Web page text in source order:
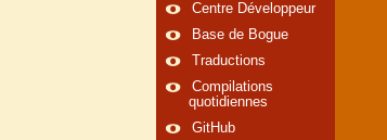
Centre Développeur
Base de Bogue
Traductions
Compilations
quotidiennes
GitHub